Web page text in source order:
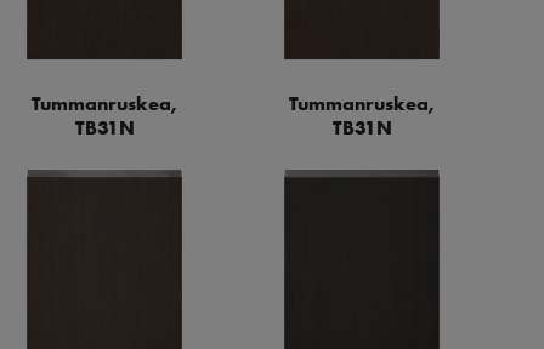
Tummanruskea,
TB31N
Tummanruskea,
TB31N